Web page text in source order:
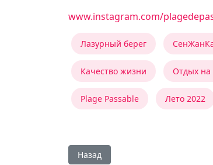
www.instagram.com/
Лазурный берег
Качество жизни Отдых
Plage Passable Лето 2022
Предыдущий: Новинки сентября
Назад